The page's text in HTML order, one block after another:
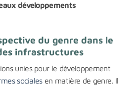
développements
du genre dans le
infrastructures
unies pour le développement
socialesen matière de genre. Il